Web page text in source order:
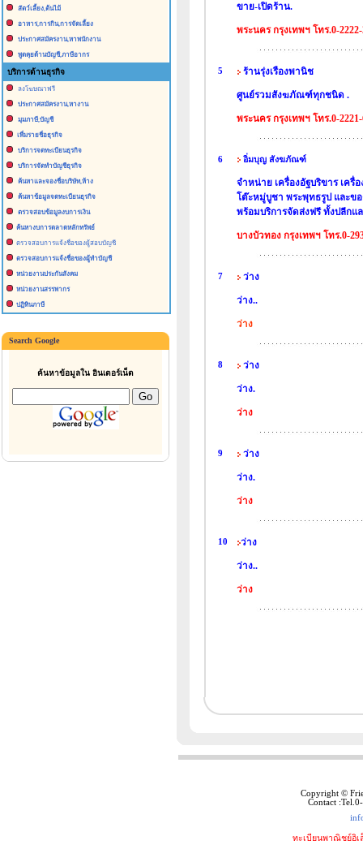
สัตว์เลี้ยง,ต้นไม้
อาหาร,การกิน,การจัดเลี้ยง
ประกาศสมัครงาน,หาพนักงาน
พูดคุยด้านบัญชี,ภาษีอากร
บริการด้านธุรกิจ
ลงโฆษณาฟรี
ประกาศสมัครงาน,หางาน
มุมภาษี,บัญชี
เพื่มรายชื่อธุรกิจ
บริการจดทะเบียนธุรกิจ
บริการจัดทำบัญชีธุรกิจ
ค้นหาและจองชื่อบริษัท,ห้าง
ค้นหาข้อมูลจดทะเบียนธุรกิจ
ตรวจสอบข้อมูลงบการเงิน
ค้นหางบการตลาดหลักทรัพย์
ตรวจสอบการแจ้งชื่อของผู้สอบบัญชี
ตรวจสอบการแจ้งชื่อของผู้ทำบัญชี
หน่วยงานประกันสังคม
หน่วยงานสรรพากร
ปฏิทินภาษี
Search Google
ค้นหาข้อมูลใน อินเตอร์เน็ต
ขาย-เปิดร้าน.
พระนคร กรุงเทพฯ โทร.0-2222-
5 ร้านรุ่งเรืองพานิช
ศูนย์รวมสังฆภัณฑ์ทุกชนิด .
พระนคร กรุงเทพฯ โทร.0-2221-
6 อิ่มบุญ สังฆภัณฑ์
จำหน่าย เครื่องอัฐบริขาร เครื่
โต๊ะหมู่บูชา พระพุทธรูป และข
พร้อมบริการจัดส่งฟรี ทั้งปลีกแล
บางบัวทอง กรุงเทพฯ โทร.0-
7 ว่าง
ว่าง..
ว่าง
8 ว่าง
ว่าง.
ว่าง
9 ว่าง
ว่าง.
ว่าง
10 ว่าง
ว่าง..
ว่าง
Copyright ©
Contact
ทะเบียนพาณิชย์อิเ